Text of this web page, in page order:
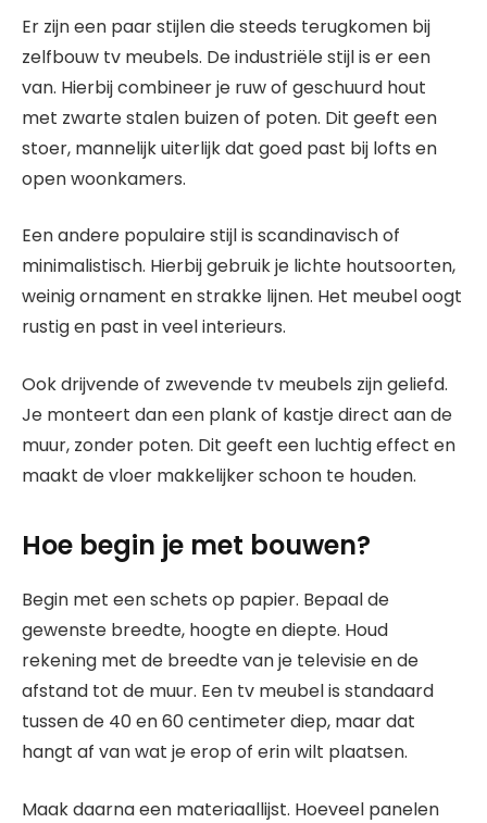
Er zijn een paar stijlen die steeds terugkomen bij
zelfbouw tv meubels. De industriële stijl is er een
van. Hierbij combineer je ruw of geschuurd hout
met zwarte stalen buizen of poten. Dit geeft een
stoer, mannelijk uiterlijk dat goed past bij lofts en
open woonkamers.
Een andere populaire stijl is scandinavisch of
minimalistisch. Hierbij gebruik je lichte houtsoorten,
weinig ornament en strakke lijnen. Het meubel oogt
rustig en past in veel interieurs.
Ook drijvende of zwevende tv meubels zijn geliefd.
Je monteert dan een plank of kastje direct aan de
muur, zonder poten. Dit geeft een luchtig effect en
maakt de vloer makkelijker schoon te houden.
Hoe begin je met bouwen?
Begin met een schets op papier. Bepaal de
gewenste breedte, hoogte en diepte. Houd
rekening met de breedte van je televisie en de
afstand tot de muur. Een tv meubel is standaard
tussen de 40 en 60 centimeter diep, maar dat
hangt af van wat je erop of erin wilt plaatsen.
Maak daarna een materiaallijst. Hoeveel panelen